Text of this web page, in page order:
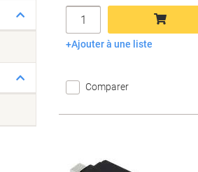
Quantité
Ajouter au panier
Ajouter à une liste
Comparer